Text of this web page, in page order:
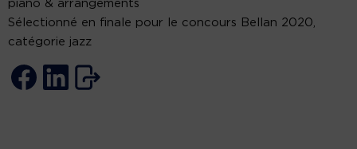
piano & arrangements
Sélectionné en finale pour le concours Bellan 2020,
catégorie jazz